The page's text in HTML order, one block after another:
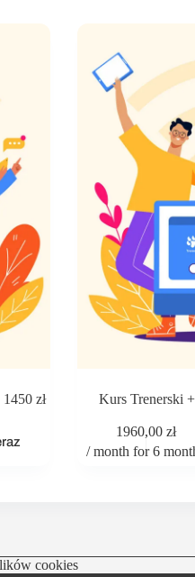
zł Kurs Trenerski
1960,00 zł
/ month for 6
cookies